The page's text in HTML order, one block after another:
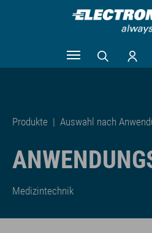
Produkte | Auswahl nach
Medizintechnik